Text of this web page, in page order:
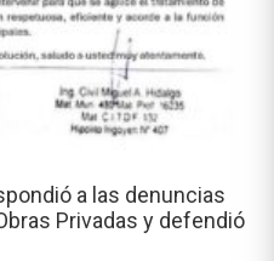
a las denuncias
Privadas y defendió